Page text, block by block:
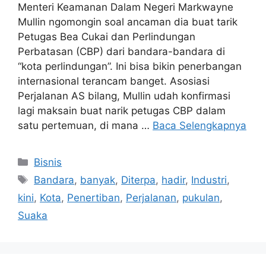
Menteri Keamanan Dalam Negeri Markwayne
Mullin ngomongin soal ancaman dia buat tarik
Petugas Bea Cukai dan Perlindungan
Perbatasan (CBP) dari bandara-bandara di
“kota perlindungan”. Ini bisa bikin penerbangan
internasional terancam banget. Asosiasi
Perjalanan AS bilang, Mullin udah konfirmasi
lagi maksain buat narik petugas CBP dalam
satu pertemuan, di mana … Baca Selengkapnya
Kategori
Bisnis
Tag
Bandara, banyak, Diterpa, hadir, Industri,
kini, Kota, Penertiban, Perjalanan, pukulan,
Suaka